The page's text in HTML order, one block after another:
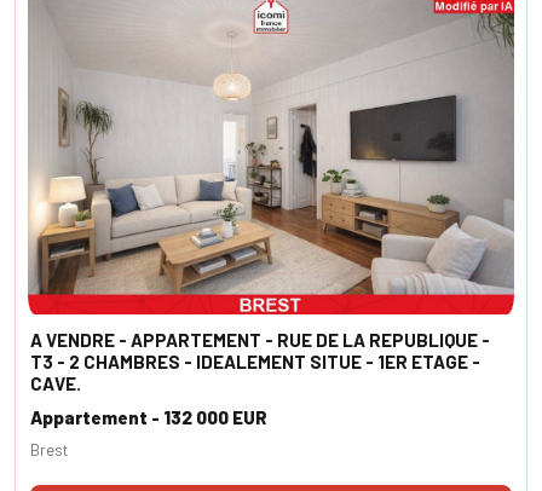
A VENDRE - APPARTEMENT - RUE DE LA REPUBLIQUE -
T3 - 2 CHAMBRES - IDEALEMENT SITUE - 1ER ETAGE -
CAVE.
Appartement - 132 000 EUR
Brest